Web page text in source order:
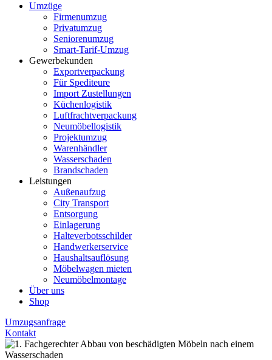
Umzüge
Firmenumzug
Privatumzug
Seniorenumzug
Smart-Tarif-Umzug
Gewerbekunden
Exportverpackung
Für Spediteure
Import Zustellungen
Küchenlogistik
Luftfrachtverpackung
Neumöbellogistik
Projektumzug
Warenhändler
Wasserschaden
Brandschaden
Leistungen
Außenaufzug
City Transport
Entsorgung
Einlagerung
Halteverbotsschilder
Handwerkerservice
Haushaltsauflösung
Möbelwagen mieten
Neumöbelmontage
Über uns
Shop
Umzugsanfrage
Kontakt